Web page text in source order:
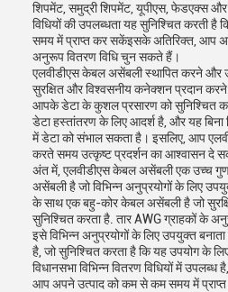
शिपमेंट, समुद्री शिपमेंट, यूपीएस, फेडएक्स
विधियों की उपलब्धता यह सुनिश्चित करती
समय में प्राप्त कर सकेंइसके अतिरिक्त,
अनुरूप वितरण विधि चुन सकते हैं।
एलवीडीएस केबल असेंबली स्थापित करने
सुरक्षित और विश्वसनीय कनेक्शन प्रदान करने
आपके डेटा के कुशल प्रसारण को सुनिश्चित
डेटा हस्तांतरण के लिए आदर्श है, और यह बिना
में डेटा को संभाल सकता है। इसलिए, आप
करते समय उत्कृष्ट प्रदर्शन का आश्वासन दे
अंत में, एलवीडीएस केबल असेंबली एक उच्च
असेंबली है जो विभिन्न अनुप्रयोगों के लिए
के साथ एक बहु-कोर केबल असेंबली है जो
सुनिश्चित करता है. तार AWG ग्राहकों के
इसे विभिन्न अनुप्रयोगों के लिए उपयुक्त
है, जो सुनिश्चित करता है कि यह उपयोग के
विधानसभा विभिन्न वितरण विधियों में
आप अपने उत्पाद को कम से कम समय में